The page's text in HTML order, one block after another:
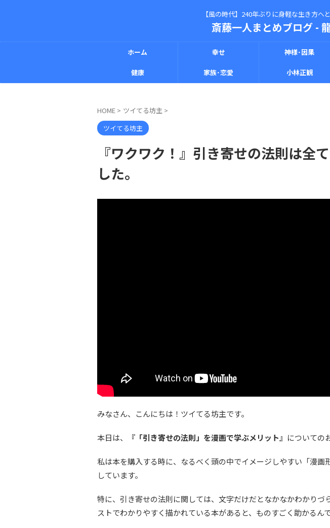
【風の時代】240年ぶりに身軽な生き方
斎藤一人まとめブログ -
ホーム 幸せ 神様･因果
健康 家族･恋愛 小林正観
HOME > ツイてる坊主 >
ツイてる坊主
『ワクワク！』引き寄せの法則は全
した。
みなさん、こんにちは！ツイてる坊主です。
本日は、 『「引き寄せの法則」を漫画で学ぶメリット』 についての
私は本を購入する時に、なるべく頭の中でイメージしやすい「漫画
しています。
特に、引き寄せの法則に関しては、文字だけだとなかなかわかりづ
ストでわかりやすく描かれている本があると、ものすごく助かるんで